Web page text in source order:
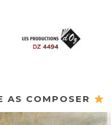
AS COMPOSER